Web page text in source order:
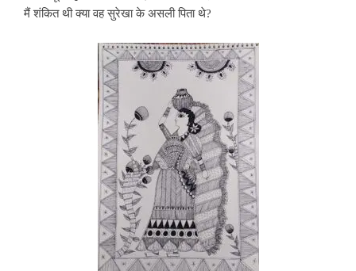
मैं शंकित थी क्या वह सुरेखा के असली पिता थे?